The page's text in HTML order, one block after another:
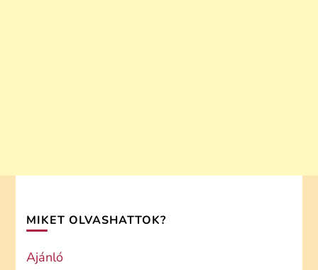
MIKET OLVASHATTOK?
Ajánló